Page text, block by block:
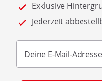
Exklusive
Jederzeit